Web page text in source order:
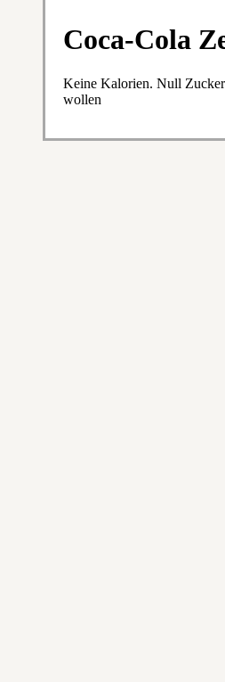
Coca-Cola
Keine Kalorien. Null
wollen